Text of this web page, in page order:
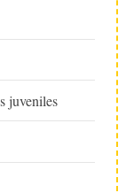
juveniles